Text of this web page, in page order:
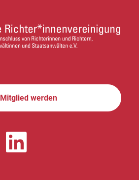
Mitglied werden